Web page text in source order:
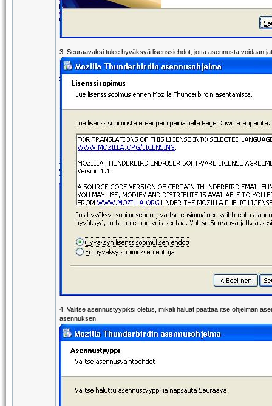
3. Seuraavaksi tulee hyväksyä lisenssiehdot, jotta asennusta voidaan
4. Valitse asennustyypiksi oletus, mikäli haluat päättää itse ohjelman
asennuksen.